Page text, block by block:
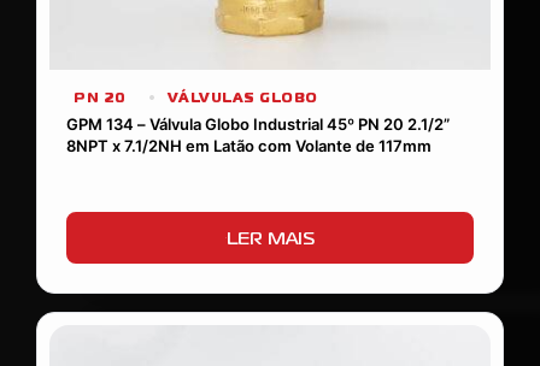
PN 20
VÁLVULAS GLOBO
GPM 134 – Válvula Globo Industrial 45º PN 20 2.1/2”
8NPT x 7.1/2NH em Latão com Volante de 117mm
LER MAIS